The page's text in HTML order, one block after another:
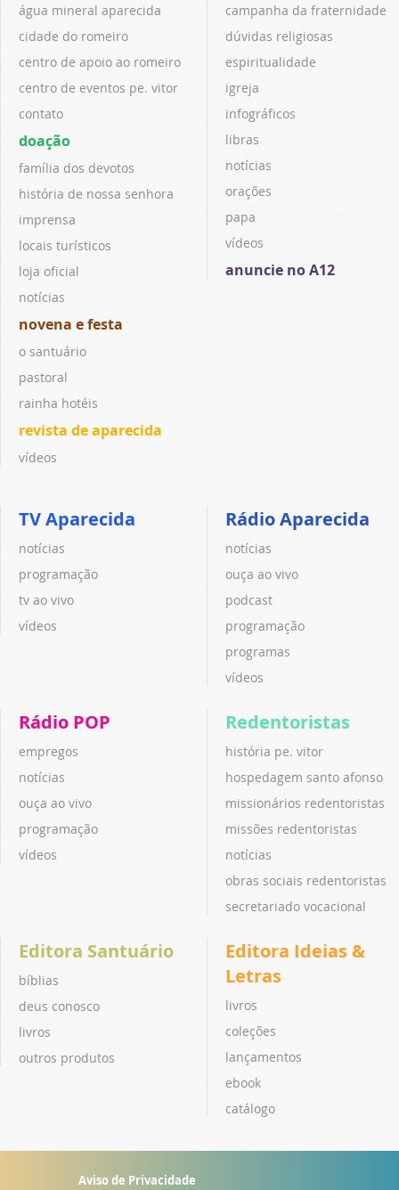
água mineral aparecida
cidade do romeiro
centro de apoio ao romeiro
centro de eventos pe. vitor
contato
doação
família dos devotos
história de nossa senhora
imprensa
locais turísticos
loja oficial
notícias
novena e festa
o santuário
pastoral
rainha hotéis
revista de aparecida
vídeos
campanha da fraternidade
dúvidas religiosas
espiritualidade
igreja
infográficos
libras
notícias
orações
papa
vídeos
anuncie no A12
TV Aparecida
notícias
programação
tv ao vivo
vídeos
Rádio Aparecida
notícias
ouça ao vivo
podcast
programação
programas
vídeos
Rádio POP
empregos
notícias
ouça ao vivo
programação
vídeos
Redentoristas
história pe. vitor
hospedagem santo afonso
missionários redentoristas
missões redentoristas
notícias
obras sociais redentoristas
secretariado vocacional
Editora Santuário
bíblias
deus conosco
livros
outros produtos
Editora Ideias &
Letras
livros
coleções
lançamentos
ebook
catálogo
Aviso de Privacidade